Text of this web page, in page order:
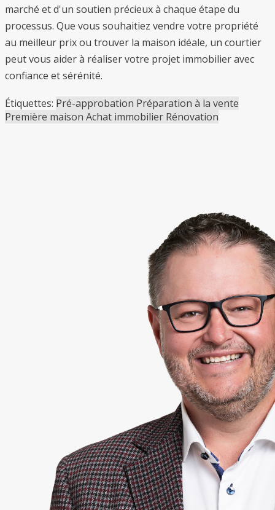
marché et d'un soutien précieux à chaque étape du
processus. Que vous souhaitiez vendre votre propriété
au meilleur prix ou trouver la maison idéale, un courtier
peut vous aider à réaliser votre projet immobilier avec
confiance et sérénité.
Étiquettes: Pré-approbation Préparation à la vente
Première maison Achat immobilier Rénovation